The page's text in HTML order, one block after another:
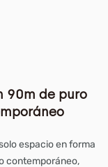
90m de puro
espacio en forma
contemporáneo,